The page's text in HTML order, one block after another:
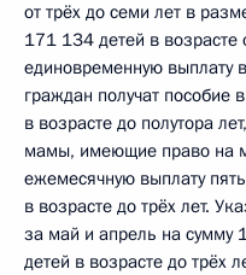
от трёх до семи лет в
171 134 детей в возрасте
единовременную выплату
граждан получат пособие
в возрасте до полутора
мамы, имеющие право на
ежемесячную выплату
в возрасте до трёх лет.
за май и апрель на
детей в возрасте до трёх